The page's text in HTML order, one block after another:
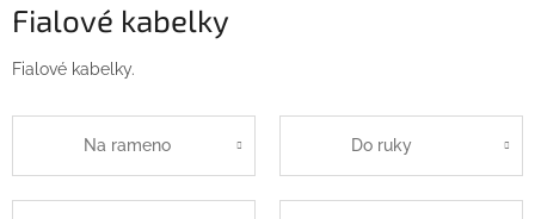
Fialové kabelky
Fialové kabelky.
Na rameno Do ruky